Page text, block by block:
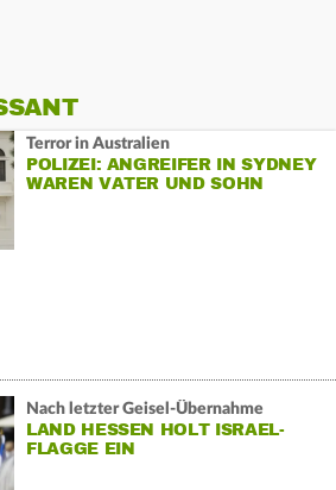
Terror in Australien
POLIZEI: ANGREIFER IN SYDNEY
WAREN VATER UND SOHN
Nach letzter Geisel-Übernahme
LAND HESSEN HOLT ISRAEL-
FLAGGE EIN